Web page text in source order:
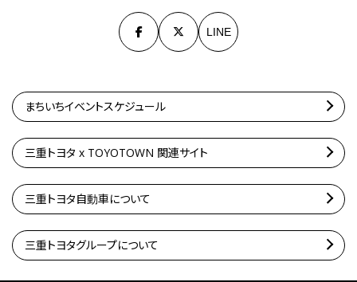
LINE
まちいちイベントスケジュール
三重トヨタ x TOYOTOWN 関連サイト
三重トヨタ自動車について
三重トヨタグループについて